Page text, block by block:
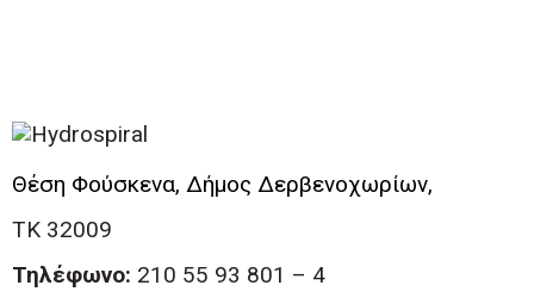
Θέση Φούσκενα, Δήμος Δερβενοχωρίων,
ΤΚ 32009
Τηλέφωνο: 210 55 93 801 – 4